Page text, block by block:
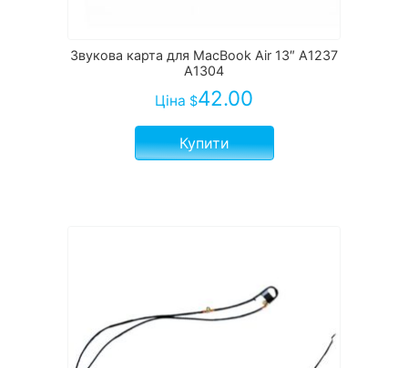
Звукова карта для MacBook Air 13″ A1237
A1304
Ціна $42.00
Купити